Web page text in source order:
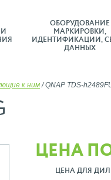
ОБОРУДОВАНИЕ
МАРКИРОВКИ,
ИДЕНТИФИКАЦИИ,
ДАННЫХ
к ним /QNAP TDS-
ЦЕНА
ЦЕНА ДЛЯ